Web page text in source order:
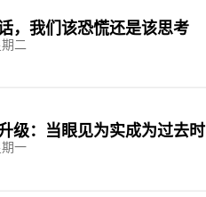
，我们该恐慌还是该思考
二
级：当眼见为实成为过去时
一